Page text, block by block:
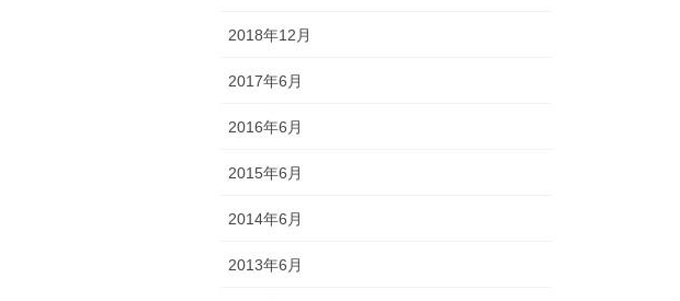
2018年12月
2017年6月
2016年6月
2015年6月
2014年6月
2013年6月